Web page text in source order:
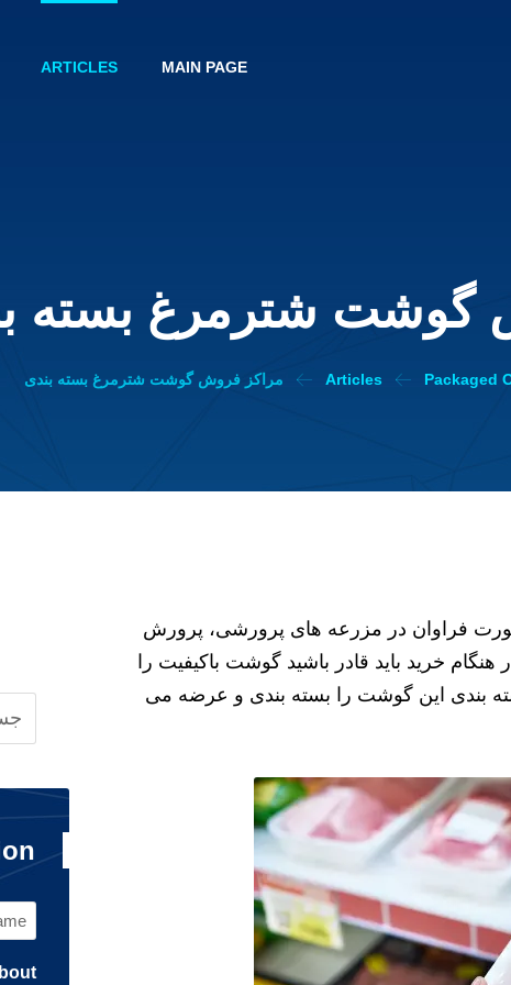
MAIN PAGE
ARTICLES
گوشت شترمرغ بسته
Articles Packaged مراکز فروش گوشت شترمرغ بسته بندی
فراوان در مزرعه های پرورشی، پرورش
خرید باید قادر باشید گوشت باکیفیت را
بندی این گوشت را بسته بندی و عرضه می
Full
(Required):